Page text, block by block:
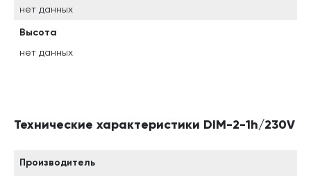
нет данных
Высота
нет данных
Технические характеристики DIM-2-1h/230V
Производитель